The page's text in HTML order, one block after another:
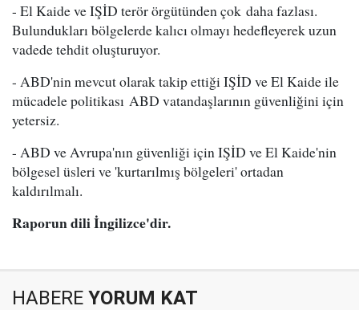
- El Kaide ve IŞİD terör örgütünden çok daha fazlası.
Bulundukları bölgelerde kalıcı olmayı hedefleyerek uzun
vadede tehdit oluşturuyor.
- ABD'nin mevcut olarak takip ettiği IŞİD ve El Kaide ile
mücadele politikası ABD vatandaşlarının güvenliğini için
yetersiz.
- ABD ve Avrupa'nın güvenliği için IŞİD ve El Kaide'nin
bölgesel üsleri ve 'kurtarılmış bölgeleri' ortadan
kaldırılmalı.
Raporun dili İngilizce'dir.
HABERE YORUM KAT